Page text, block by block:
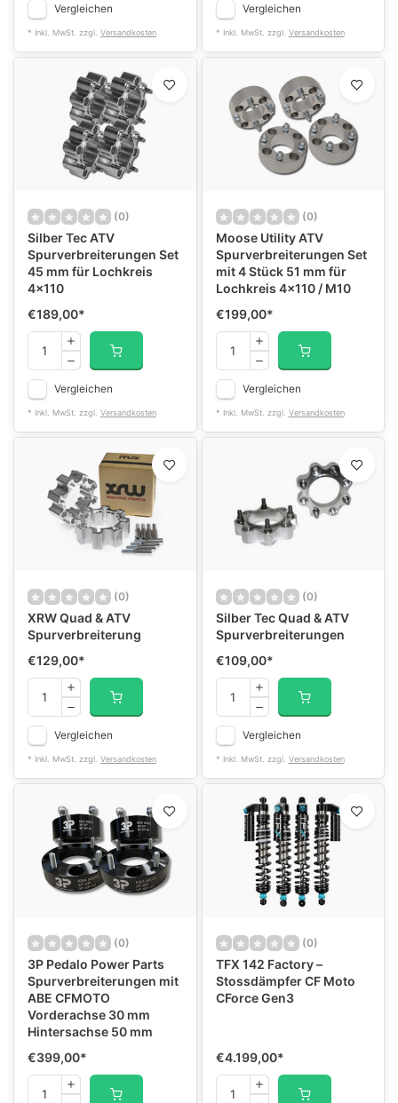
Vergleichen
* Inkl. MwSt. zzgl. Versandkosten
Vergleichen
* Inkl. MwSt. zzgl. Versandkosten
(0)
Silber Tec ATV
Spurverbreiterungen Set
45 mm für Lochkreis
4x110
€189,00*
Vergleichen
* Inkl. MwSt. zzgl. Versandkosten
(0)
Moose Utility ATV
Spurverbreiterungen Set
mit 4 Stück 51 mm für
Lochkreis 4x110 / M10
€199,00*
Vergleichen
* Inkl. MwSt. zzgl. Versandkosten
(0)
XRW Quad & ATV
Spurverbreiterung
€129,00*
Vergleichen
* Inkl. MwSt. zzgl. Versandkosten
(0)
Silber Tec Quad & ATV
Spurverbreiterungen
€109,00*
Vergleichen
* Inkl. MwSt. zzgl. Versandkosten
(0)
3P Pedalo Power Parts
Spurverbreiterungen mit
ABE CFMOTO
Vorderachse 30 mm
Hintersachse 50 mm
€399,00*
(0)
TFX 142 Factory –
Stossdämpfer CF Moto
CForce Gen3
€4.199,00*